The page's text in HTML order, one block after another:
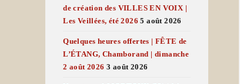
de création des VILLES EN VOIX |
Les Veillées, été 2026 5 août 2026
Quelques heures offertes | FÊTE de
L’ÉTANG, Chamborand | dimanche
2 août 2026 3 août 2026